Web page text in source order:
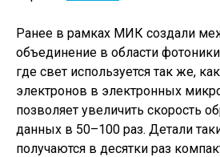
Ранее в рамках МИК создали
объединение в области
где свет используется так же,
электронов в электронных
позволяет увеличить скорость
данных в 50–100 раз. Детали
получаются в десятки раз